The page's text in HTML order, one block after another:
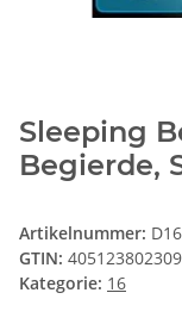
Sleeping
Begierde,
Artikelnummer:
GTIN:
Kategorie: 16